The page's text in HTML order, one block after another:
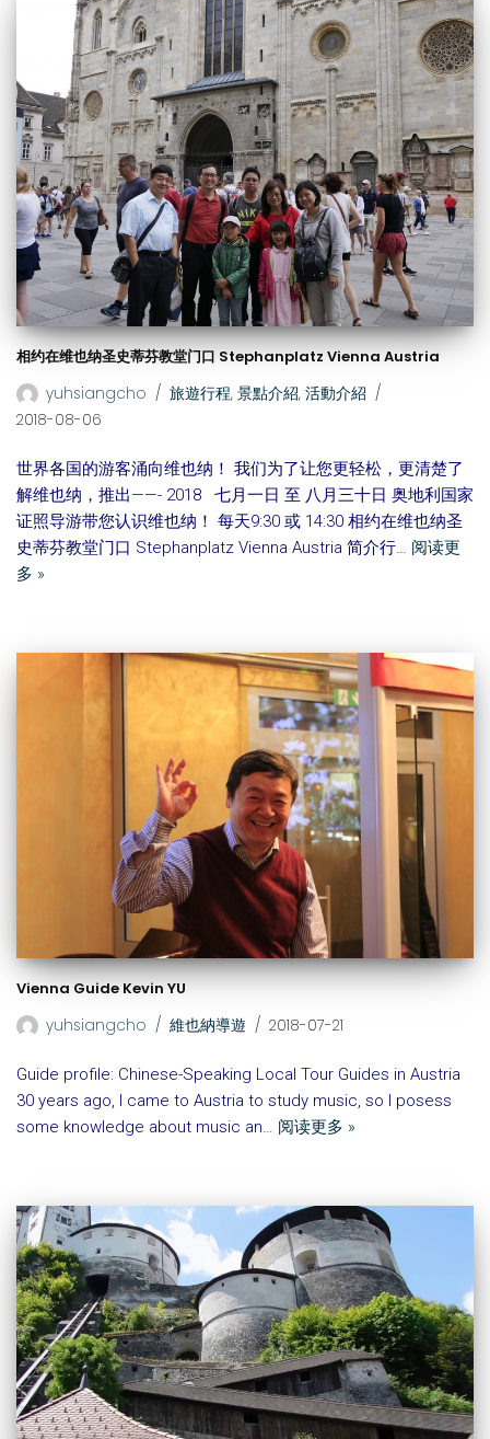
相约在维也纳圣史蒂芬教堂门口 Stephanplatz Vienna Austria
yuhsiangcho
旅遊行程, 景點介紹, 活動介紹
2018-08-06
世界各国的游客涌向维也纳！ 我们为了让您更轻松，更清楚了
解维也纳，推出——- 2018 七月一日 至 八月三十日 奥地利国家
证照导游带您认识维也纳！ 每天9:30 或 14:30 相约在维也纳圣
史蒂芬教堂门口 Stephanplatz Vienna Austria 简介行… 阅读更
多 »
Vienna Guide Kevin YU
yuhsiangcho
維也納導遊 2018-07-21
Guide profile: Chinese-Speaking Local Tour Guides in Austria
30 years ago, I came to Austria to study music, so I posess
some knowledge about music an… 阅读更多 »